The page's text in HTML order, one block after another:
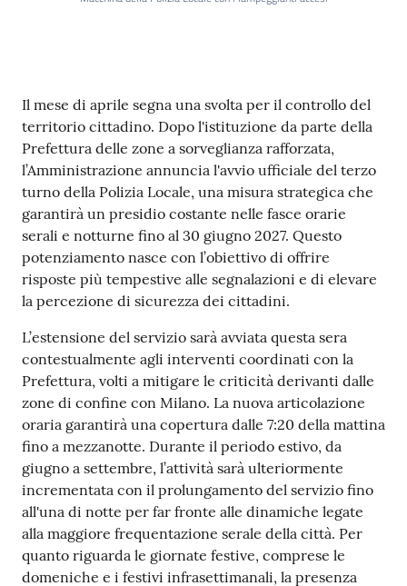
Contenuto
Il mese di aprile segna una svolta per il controllo del
territorio cittadino. Dopo l'istituzione da parte della
Prefettura delle zone a sorveglianza rafforzata,
l’Amministrazione annuncia l'avvio ufficiale del terzo
turno della Polizia Locale, una misura strategica che
garantirà un presidio costante nelle fasce orarie
serali e notturne fino al 30 giugno 2027. Questo
potenziamento nasce con l’obiettivo di offrire
risposte più tempestive alle segnalazioni e di elevare
la percezione di sicurezza dei cittadini.
L’estensione del servizio sarà avviata questa sera
contestualmente agli interventi coordinati con la
Prefettura, volti a mitigare le criticità derivanti dalle
zone di confine con Milano. La nuova articolazione
oraria garantirà una copertura dalle 7:20 della mattina
fino a mezzanotte. Durante il periodo estivo, da
giugno a settembre, l’attività sarà ulteriormente
incrementata con il prolungamento del servizio fino
all'una di notte per far fronte alle dinamiche legate
alla maggiore frequentazione serale della città. Per
quanto riguarda le giornate festive, comprese le
domeniche e i festivi infrasettimanali, la presenza